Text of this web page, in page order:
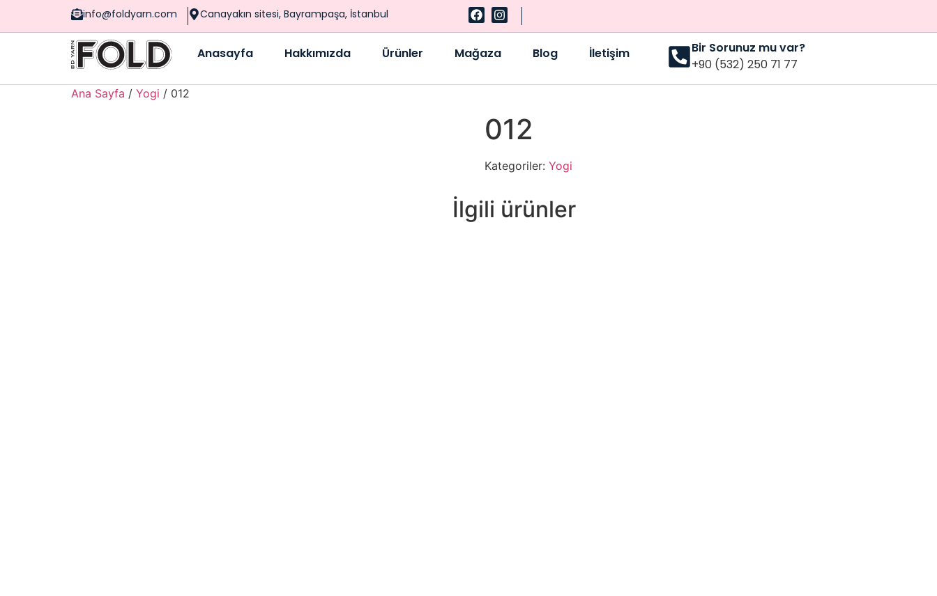
info@foldyarn.com Canayakın sitesi, Bayrampaşa, İstanbul
Anasayfa Hakkımızda Ürünler Mağaza Blog İletişim
Bir Sorunuz mu var?
+90 (532) 250 71 77
Ana Sayfa / Yogi / 012
012
Kategoriler: Yogi
İlgili ürünler